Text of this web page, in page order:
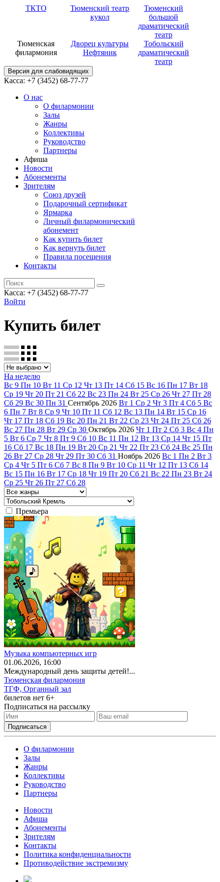
ТКТО
Тюменский театр
кукол
Тюменский
большой
драматический
театр
Тюменская
филармония
Дворец культуры
Нефтяник
Тобольский
драматический
театр
Версия для слабовидящих
Касса: +7 (3452) 68-77-77
О нас
О филармонии
Залы
Жанры
Коллективы
Руководство
Партнеры
Афиша
Новости
Абонементы
Зрителям
Союз друзей
Подарочный сертификат
Ярмарка
Личный филармонический
абонемент
Как купить билет
Как вернуть билет
Правила посещения
Контакты
Касса: +7 (3452) 68-77-77
Войти
Купить билет
На неделю
Вс 9 Пн 10 Вт 11 Ср 12 Чт 13 Пт 14 Сб 15 Вс 16 Пн 17 Вт 18
Ср 19 Чт 20 Пт 21 Сб 22 Вс 23 Пн 24 Вт 25 Ср 26 Чт 27 Пт 28
Сб 29 Вс 30 Пн 31 Сентябрь 2026 Вт 1 Ср 2 Чт 3 Пт 4 Сб 5 Вс
6 Пн 7 Вт 8 Ср 9 Чт 10 Пт 11 Сб 12 Вс 13 Пн 14 Вт 15 Ср 16
Чт 17 Пт 18 Сб 19 Вс 20 Пн 21 Вт 22 Ср 23 Чт 24 Пт 25 Сб 26
Вс 27 Пн 28 Вт 29 Ср 30 Октябрь 2026 Чт 1 Пт 2 Сб 3 Вс 4 Пн
5 Вт 6 Ср 7 Чт 8 Пт 9 Сб 10 Вс 11 Пн 12 Вт 13 Ср 14 Чт 15 Пт
16 Сб 17 Вс 18 Пн 19 Вт 20 Ср 21 Чт 22 Пт 23 Сб 24 Вс 25 Пн
26 Вт 27 Ср 28 Чт 29 Пт 30 Сб 31 Ноябрь 2026 Вс 1 Пн 2 Вт 3
Ср 4 Чт 5 Пт 6 Сб 7 Вс 8 Пн 9 Вт 10 Ср 11 Чт 12 Пт 13 Сб 14
Вс 15 Пн 16 Вт 17 Ср 18 Чт 19 Пт 20 Сб 21 Вс 22 Пн 23 Вт 24
Ср 25 Чт 26 Пт 27 Сб 28
Премьера
Музыка компьютерных игр
01 .06.2026, 16:00
Международный день защиты детей!...
Тюменская филармония
ТГФ, Органный зал
билетов нет 6+
Подписаться на рассылку
О филармонии
Залы
Жанры
Коллективы
Руководство
Партнеры
Новости
Афиша
Абонементы
Зрителям
Контакты
Политика конфиденциальности
Противодействие экстремизму